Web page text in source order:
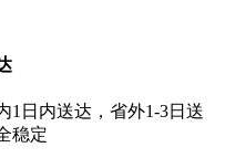
1日内送达，省外1-3日送
稳定